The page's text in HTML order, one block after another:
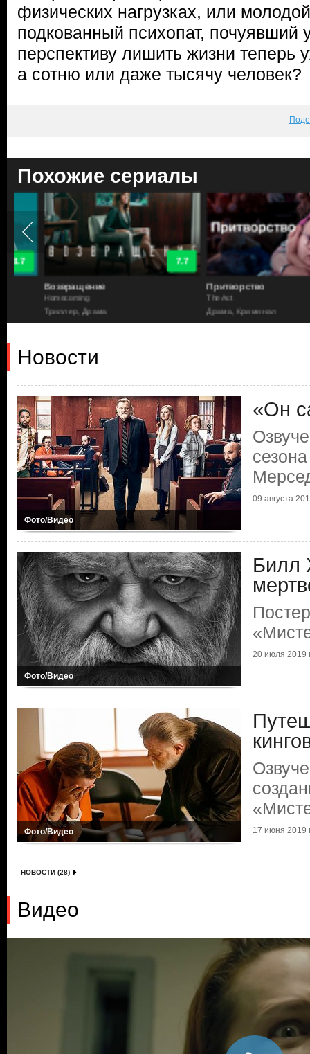
физических нагрузках, или
подкованный психопат, почуявший
перспективу лишить жизни теперь
а сотню или даже тысячу человек?
Похожие сериалы
7.7
Возвращение
Homecoming
Триллер, Драма
Притворство
Драма, Криминал
Новости
Фото/Видео
«Он
09 августа
Фото/Видео
Билл
20 июля 2019
Фото/Видео 17 июня 2019
НОВОСТИ (28)
Видео